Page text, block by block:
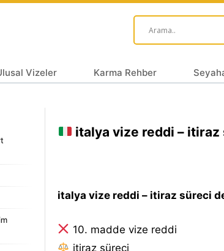
Vizeler Karma Rehber
italya vize reddi – itiraz
italya vize reddi – itiraz süreci
10. madde vize reddi
i̇tiraz süreci